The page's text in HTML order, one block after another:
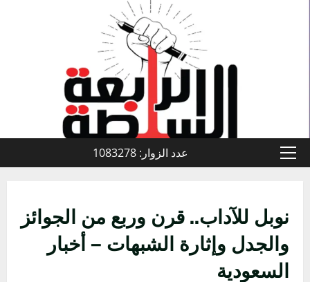
القائمة
عدد الزوار: 1083278
نوبل للآداب.. قرن وربع من الجوائز
والجدل وإثارة الشبهات – أخبار
السعودية